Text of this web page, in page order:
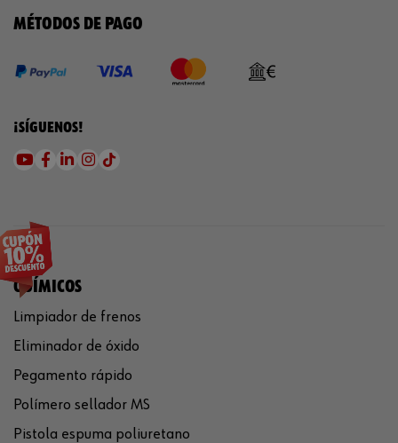
MÉTODOS DE PAGO
¡SÍGUENOS!
QUÍMICOS
Limpiador de frenos
Eliminador de óxido
Pegamento rápido
Polímero sellador MS
Pistola espuma poliuretano